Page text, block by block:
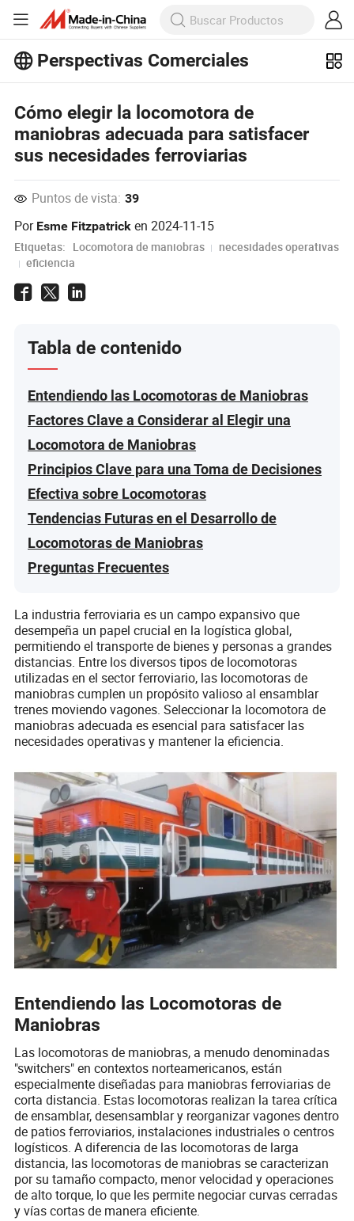
Perspectivas Comerciales
Perspectivas Comerciales!
Ver Más
Cómo elegir la locomotora de
maniobras adecuada para satisfacer
sus necesidades ferroviarias
Puntos de vista: 39
Por Esme Fitzpatrick en2024-11-15
Etiquetas: Locomotora de maniobras
necesidades operativas
eficiencia
Tabla de contenido
Entendiendo las Locomotoras de Maniobras
Factores Clave a Considerar al Elegir una
Locomotora de Maniobras
Principios Clave para una Toma de Decisiones
Efectiva sobre Locomotoras
Tendencias Futuras en el Desarrollo de
Locomotoras de Maniobras
Preguntas Frecuentes
La industria ferroviaria es un campo expansivo que
desempeña un papel crucial en la logística global,
permitiendo el transporte de bienes y personas a grandes
distancias. Entre los diversos tipos de locomotoras
utilizadas en el sector ferroviario, las locomotoras de
maniobras cumplen un propósito valioso al ensamblar
trenes moviendo vagones. Seleccionar la locomotora de
maniobras adecuada es esencial para satisfacer las
necesidades operativas y mantener la eficiencia.
Entendiendo las Locomotoras de
Maniobras
Las locomotoras de maniobras, a menudo denominadas
"switchers" en contextos norteamericanos, están
especialmente diseñadas para maniobras ferroviarias de
corta distancia. Estas locomotoras realizan la tarea crítica
de ensamblar, desensamblar y reorganizar vagones dentro
de patios ferroviarios, instalaciones industriales o centros
logísticos. A diferencia de las locomotoras de larga
distancia, las locomotoras de maniobras se caracterizan
por su tamaño compacto, menor velocidad y operaciones
de alto torque, lo que les permite negociar curvas cerradas
y vías cortas de manera eficiente.